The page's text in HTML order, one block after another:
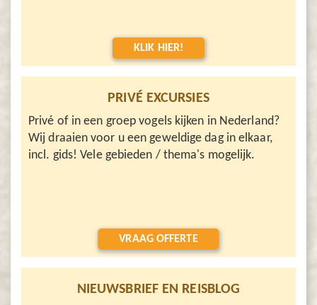
KLIK HIER!
PRIVÉ EXCURSIES
Privé of in een groep vogels kijken in Nederland?
Wij draaien voor u een geweldige dag in elkaar,
incl. gids! Vele gebieden / thema's mogelijk.
VRAAG OFFERTE
NIEUWSBRIEF EN REISBLOG